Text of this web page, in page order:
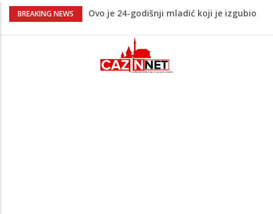
BREAKING NEWS
Ovo je 24-godišnji mladić koji je izgubio
Na Ahiret preselio LJUBIJANKIĆ (Hasan)
Na Ahiret preselio HALILOVIĆ (Smajil)